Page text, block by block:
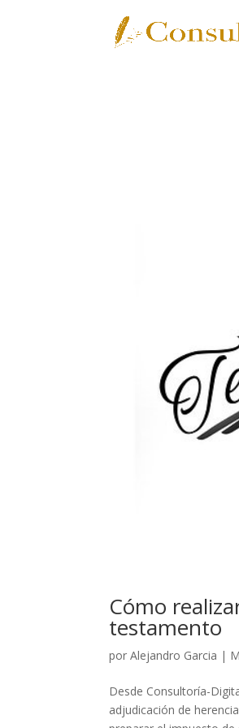
Cómo
testamento
porAlejandro Garcia |
Desde Consultoría-
adjudicación de